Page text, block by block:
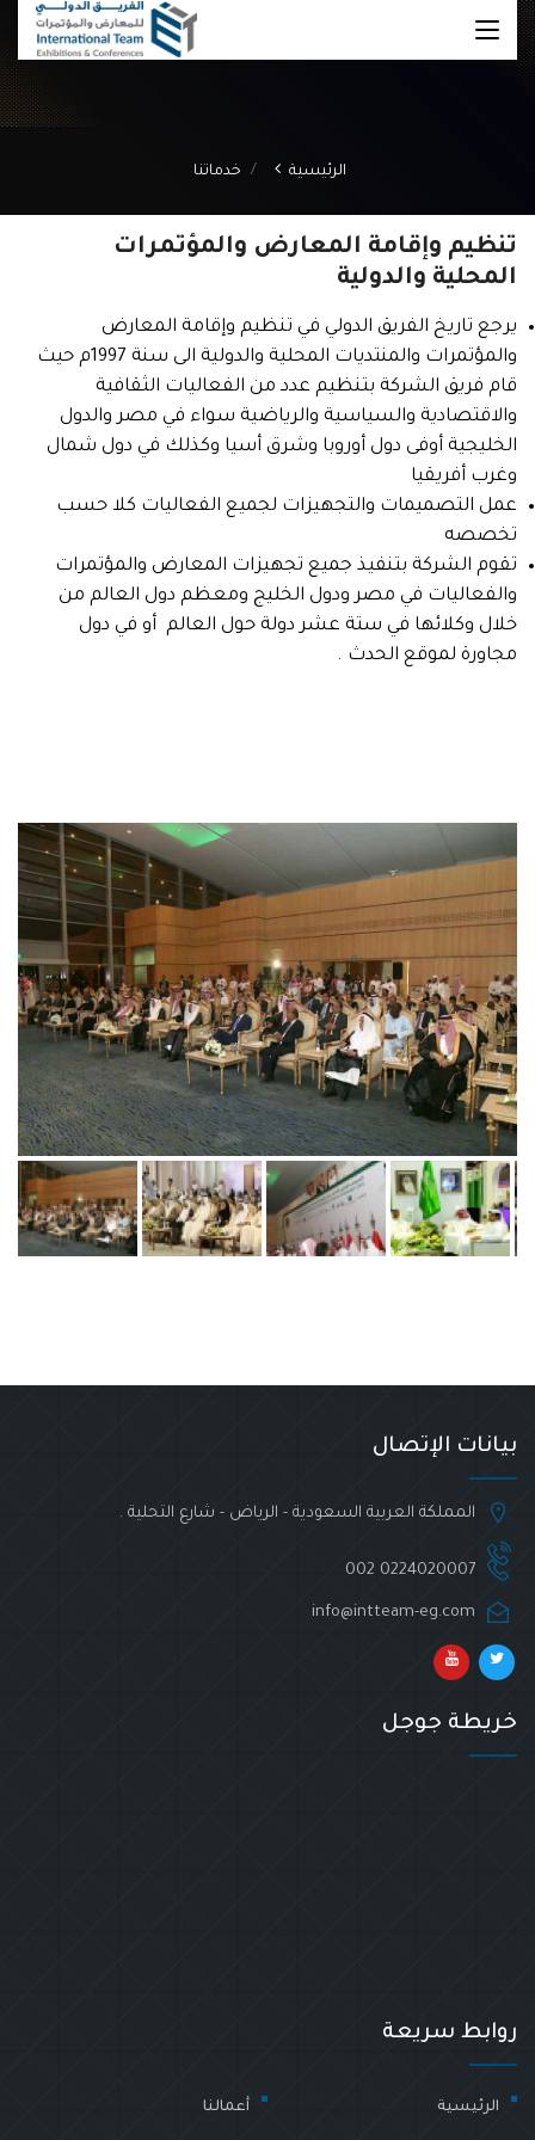
الرئيسية خدماتنا
تنظيم وإقامة المعارض والمؤتمرات
المحلية والدولية
يرجع تاريخ الفريق الدولي في تنظيم وإقامة المعارض
والمؤتمرات والمنتديات المحلية والدولية الى سنة 1997م حيث
قام فريق الشركة بتنظيم عدد من الفعاليات الثقافية
والاقتصادية والسياسية والرياضية سواء في مصر والدول
الخليجية أوفى دول أوروبا وشرق أسيا وكذلك في دول شمال
وغرب أفريقيا
عمل التصميمات والتجهيزات لجميع الفعاليات كلا حسب
تخصصه
تقوم الشركة بتنفيذ جميع تجهيزات المعارض والمؤتمرات
والفعاليات في مصر ودول الخليج ومعظم دول العالم من
خلال وكلائها في ستة عشر دولة حول العالم أو في دول
مجاورة لموقع الحدث .
بيانات الإتصال
المملكة العربية السعودية - الرياض - شارع التحلية .
002 0224020007
info@intteam-eg.com
خريطة جوجل
روابط سريعة
الرئيسية أعمالنا